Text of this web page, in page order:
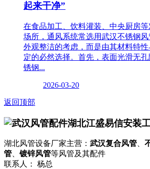
起来干净”
在食品加工、饮料灌装、中央厨房
场所，通风系统常选用武汉不锈钢
外观整洁的考虑，而是由其材料特
定的必然选择。首先，表面光滑无
锈钢...
2026-03-20
返回顶部
湖北江盛易信安装
湖北风管设备厂家主营： 武汉复合风管
管
镀锌风管等风管及其配件
联系人： 杨总